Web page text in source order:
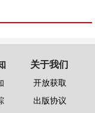
关于我们
开放获取
出版协议